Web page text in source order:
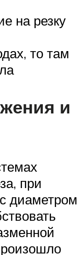
на резку
то там
и
при
диаметром